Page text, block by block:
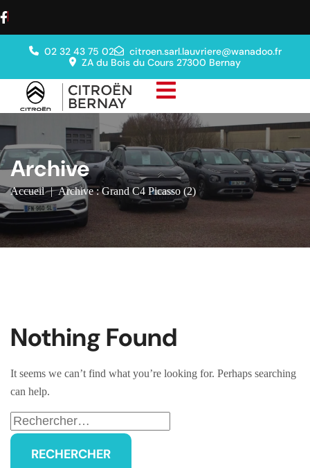
02 32 43 75 02
citroen.sarl.lauvriere@wanadoo.fr
ZA du Bois du Cours 27300 Bernay
Archive
Accueil | Archive : Grand C4 Picasso (2)
Nothing Found
It seems we can’t find what you’re looking for. Perhaps searching
can help.